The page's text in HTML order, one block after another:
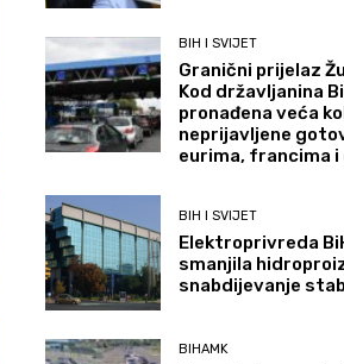
BIH I SVIJET
Granični prijelaz
Kod državljanina
pronađena veća
neprijavljene
eurima, francima i
BIH I SVIJET
Elektroprivreda
smanjila
snabdijevanje
BIHAMK